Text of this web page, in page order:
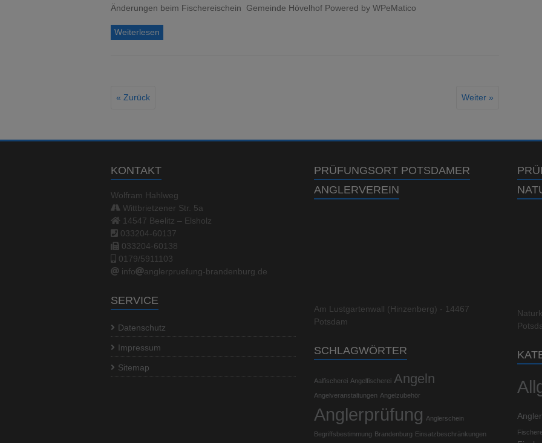
Änderungen beim Fischereischein Gemeinde Hövelhof Powered by WPeMatico
Weiterlesen
« Zurück Weiter »
KONTAKT
Wolfram Hahlweg
Wittbrietzener Str. 5a
14547 Beelitz – Elsholz
033204-60137
033204-60138
0179/5911103
info
anglerpruefung-brandenburg.de
SERVICE
Datenschutz
Impressum
Sitemap
PRÜFUNGSORT POTSDAMER
ANGLERVEREIN
Am Lustgartenwall (Hinzenberg) - 14467
Potsdam
SCHLAGWÖRTER
Aalfischerei Angelfischerei Angeln
Angelveranstaltungen Angelzubehör
Anglerprüfung Anglerschein
Begriffsbestimmung Brandenburg Einsatzbeschränkungen